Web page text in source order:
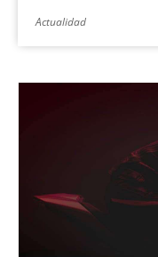
Actualidad